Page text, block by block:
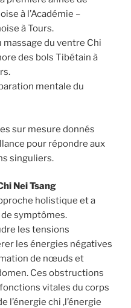
à l’Académie –
à Tours.
massage du ventre Chi
des bols Tibétain à
mentale du
sur mesure donnés
pour répondre aux
singuliers.
Nei Tsang
holistique et a
symptômes.
les tensions
les énergies négatives
de nœuds et
Ces obstructions
vitales du corps
l’énergie chi ,l’énergie